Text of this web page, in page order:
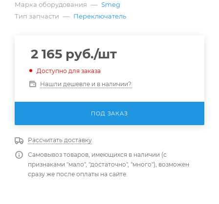
Марка оборудования — Smeg
Тип запчасти — Переключатель
2 165 руб./шт
Доступно для заказа
Нашли дешевле и в наличии?
ПОД ЗАКАЗ
Рассчитать доставку
Самовывоз товаров, имеющихся в наличии (с
признаками "мало", "достаточно", "много"), возможен
сразу же после оплаты на сайте.